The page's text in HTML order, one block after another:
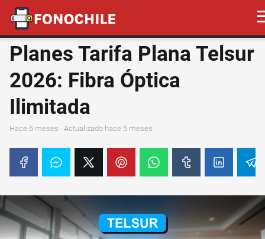
Planes Tarifa Plana Telsur
2026: Fibra Óptica
Ilimitada
hace 5 meses · Actualizado hace 5 meses